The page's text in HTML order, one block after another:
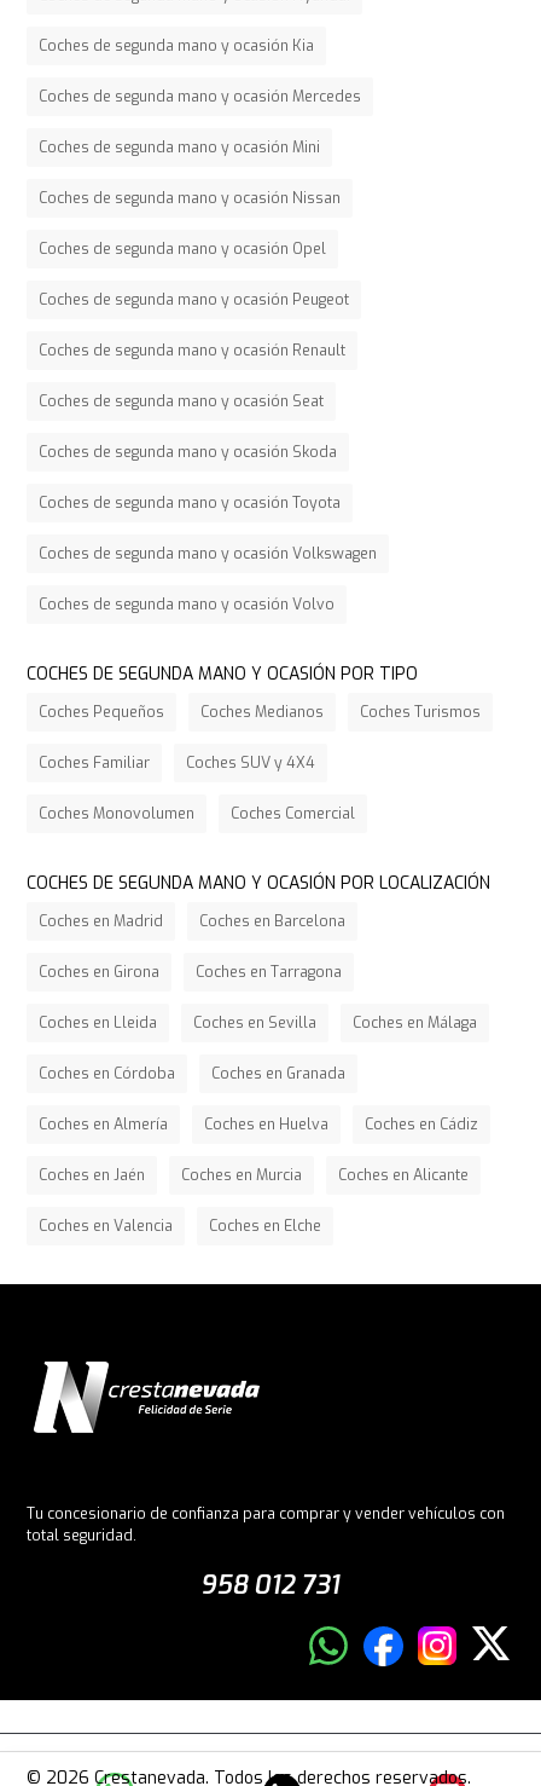
Coches de segunda mano y ocasión Kia
Coches de segunda mano y ocasión Mercedes
Coches de segunda mano y ocasión Mini
Coches de segunda mano y ocasión Nissan
Coches de segunda mano y ocasión Opel
Coches de segunda mano y ocasión Peugeot
Coches de segunda mano y ocasión Renault
Coches de segunda mano y ocasión Seat
Coches de segunda mano y ocasión Skoda
Coches de segunda mano y ocasión Toyota
Coches de segunda mano y ocasión Volkswagen
Coches de segunda mano y ocasión Volvo
COCHES DE SEGUNDA MANO Y OCASIÓN POR TIPO
Coches Pequeños Coches Medianos Coches Turismos
Coches Familiar Coches SUV y 4X4
Coches Monovolumen Coches Comercial
COCHES DE SEGUNDA MANO Y OCASIÓN POR LOCALIZACIÓN
Coches en Madrid Coches en Barcelona
Coches en Girona Coches en Tarragona
Coches en Lleida Coches en Sevilla Coches en Málaga
Coches en Córdoba Coches en Granada
Coches en Almería Coches en Huelva Coches en Cádiz
Coches en Jaén Coches en Murcia Coches en Alicante
Coches en Valencia Coches en Elche
Tu concesionario de confianza para comprar y vender vehículos con
total seguridad.
958 012 731
© 2026 Crestanevada. Todos los derechos reservados.